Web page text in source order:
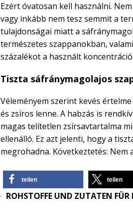
Ezért óvatosan kell használni.
vagy inkább nem tesz semmit a
tulajdonságai miatt a
természetes szappanokban,
százalékot a használt
Tiszta sáfránymagolajos
Véleményem szerint kevés
és zsíros lenne. A habzás is
magas telítetlen zsírsavtartalma
ellenálló. Ez azt jelenti, hogy a
megrohadna. Következtetés: Nem
teilen teilen
ROHSTOFFE UND ZUTATEN FÜR